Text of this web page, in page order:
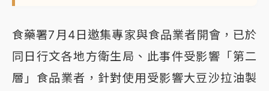
食藥署7月4日邀集專家與食品業者開會，已於
同日行文各地方衛生局、此事件受影響「第二
層」食品業者，針對使用受影響大豆沙拉油製